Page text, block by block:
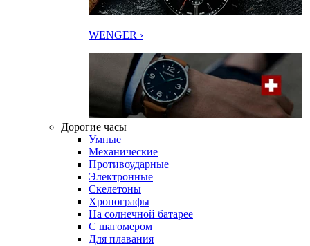
WENGER ›
Дорогие часы
Умные
Механические
Противоударные
Электронные
Скелетоны
Хронографы
На солнечной батарее
С шагомером
Для плавания